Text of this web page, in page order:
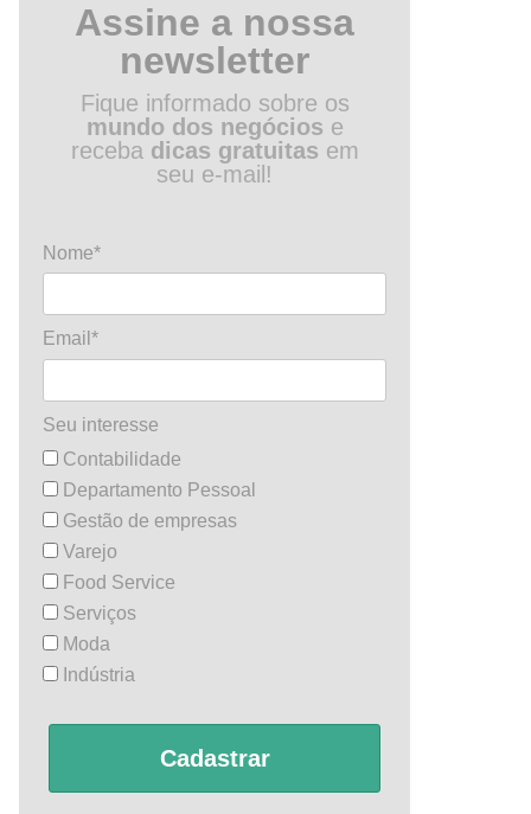
Assine a nossa
newsletter
Fique informado sobre os
mundo dos negócios e
receba dicas gratuitas em
seu e-mail!
Nome*
Email*
Seu interesse
Contabilidade
Departamento Pessoal
Gestão de empresas
Varejo
Food Service
Serviços
Moda
Indústria
Cadastrar